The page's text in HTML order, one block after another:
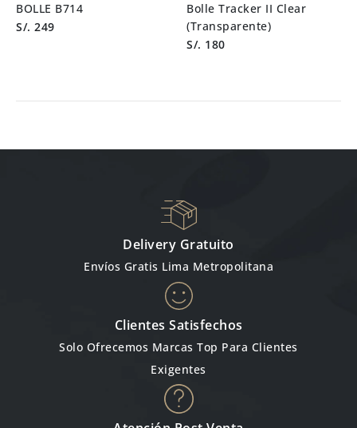
BOLLE B714
S/. 249
Bolle Tracker II Clear
(Transparente)
S/. 180
Delivery Gratuito
Envíos Gratis Lima Metropolitana
Clientes Satisfechos
Solo Ofrecemos Marcas Top Para Clientes
Exigentes